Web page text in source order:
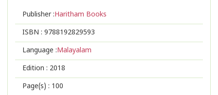
Publisher :Haritham Books
ISBN : 9788192829593
Language :Malayalam
Edition : 2018
Page(s) : 100